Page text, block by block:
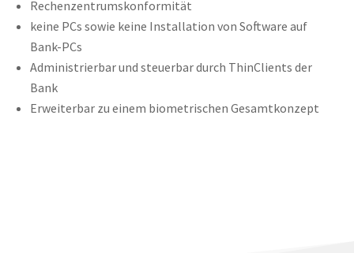
Rechenzentrumskonformität
keine PCs sowie keine Installation von Software auf
Bank-PCs
Administrierbar und steuerbar durch ThinClients der
Bank
Erweiterbar zu einem biometrischen Gesamtkonzept